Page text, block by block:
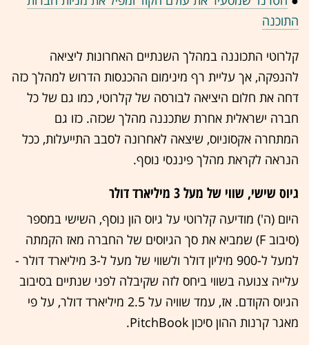
התוכנה
קלרוטי התכוננה במהלך השנתיים האחרונות ליציאה
להנפקה, אך עליית רף מינימום ההכנסות הדרוש למהלך כזה
דחה את חלום היציאה לבורסה של קלרוטי, כמו גם של כל
חברה ישראלית אחרת שתכננה מהלך שכזה. כזו גם
המתחרה אקסוניוס, שיצאה לאחרונה לסבב התייעלות, ככל
הנראה לקראת מהלך פיננסי נוסף.
גיוס שישי, שווי של מעל 3 מיליארד דולר
היום (ה') מודיעה קלרוטי על גיוס הון נוסף, השישי במספר
(סיבוב F) שמביא את סך הגיוסים של החברה מאז הקמתה
למעל ל-900 מיליון דולר ולשווי של מעל ל-3 מיליארד דולר -
עלייה צנועה בשווי ביחס לזה שקיבלה לפני שנתיים בסיבוב
הגיוס הקודם. אז, עמד שוויה על 2.5 מיליארד דולר, על פי
מאגר קרנות ההון סיכון PitchBook.